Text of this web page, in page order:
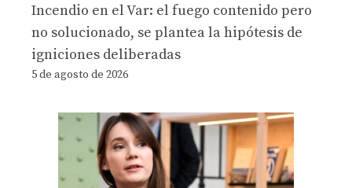
Incendio en el Var: el fuego contenido pero
no solucionado, se plantea la hipótesis de
igniciones deliberadas
5 de agosto de 2026